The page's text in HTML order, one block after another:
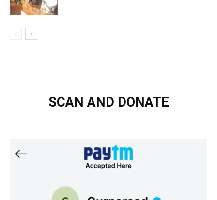
SCAN AND DONATE